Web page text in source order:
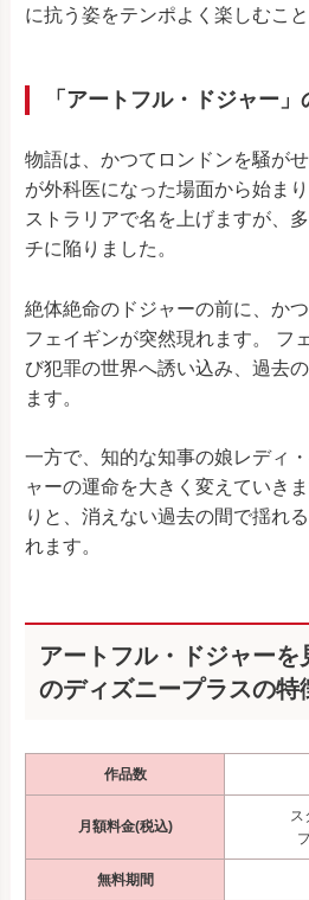
に抗う姿をテンポよく楽しむこと
「アートフル・ドジャー」
物語は、かつてロンドンを騒が
が外科医になった場面から始ま
ストラリアで名を上げますが、
チに陥りました。
絶体絶命のドジャーの前に、か
フェイギンが突然現れます。 フ
び犯罪の世界へ誘い込み、過去
ます。
一方で、知的な知事の娘レディ
ャーの運命を大きく変えていき
りと、消えない過去の間で揺れ
れます。
アートフル・ドジャー
のディズニープラスの特
作品数
月額料金(税込)
ス
無料期間